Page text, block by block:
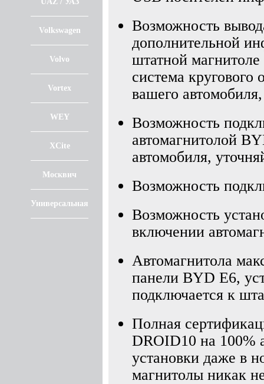
Volkswagen
Volvo
Vortex
WEY
XCite
Москвич
Универсальная
Возможность
дополнительной
штатной
система кругового
вашего
Возможность
автомагнитолой
автомобиля,
Возможность
Возможность
включении
Автомагнитола
панели BYD E6,
подключается к
Полная
DROID10 на 100%
установки даже в
магнитолы никак